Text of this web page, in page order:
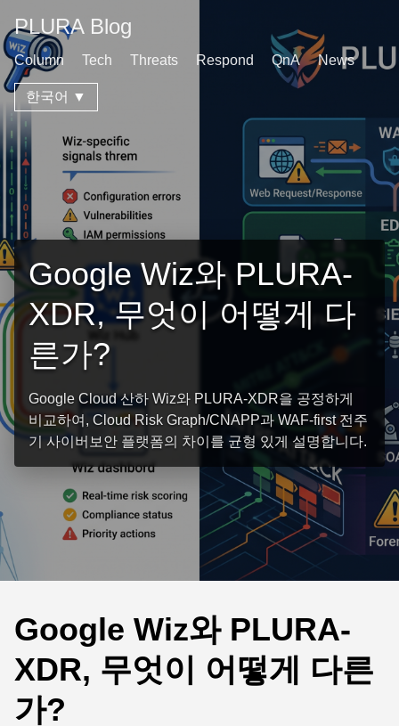
PLURA Blog
Column Tech Threats Respond QnA News
한국어 ▼
Google Wiz와 PLURA-
XDR, 무엇이 어떻게 다
른가?
Google Cloud 산하 Wiz와 PLURA-XDR을 공정하게
비교하여, Cloud Risk Graph/CNAPP과 WAF-first 전주
기 사이버보안 플랫폼의 차이를 균형 있게 설명합니다.
Google Wiz와 PLURA-
XDR, 무엇이 어떻게 다른
가?